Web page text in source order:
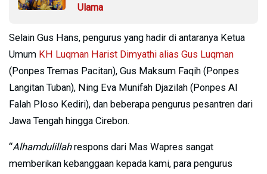
Ulama
Selain Gus Hans, pengurus yang hadir di antaranya Ketua
Umum KH Luqman Harist Dimyathi alias Gus Luqman
(Ponpes Tremas Pacitan), Gus Maksum Faqih (Ponpes
Langitan Tuban), Ning Eva Munifah Djazilah (Ponpes Al
Falah Ploso Kediri), dan beberapa pengurus pesantren dari
Jawa Tengah hingga Cirebon.
“Alhamdulillahrespons dari Mas Wapres sangat
memberikan kebanggaan kepada kami, para pengurus